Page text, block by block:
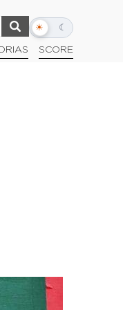
☀ ☾
Alternar
escuro
SCORE